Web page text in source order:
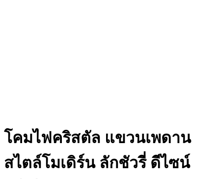
โคมไฟคริสตัล แขวนเพดาน
สไตล์โมเดิร์น ลักชัวรี่ ดีไซน์